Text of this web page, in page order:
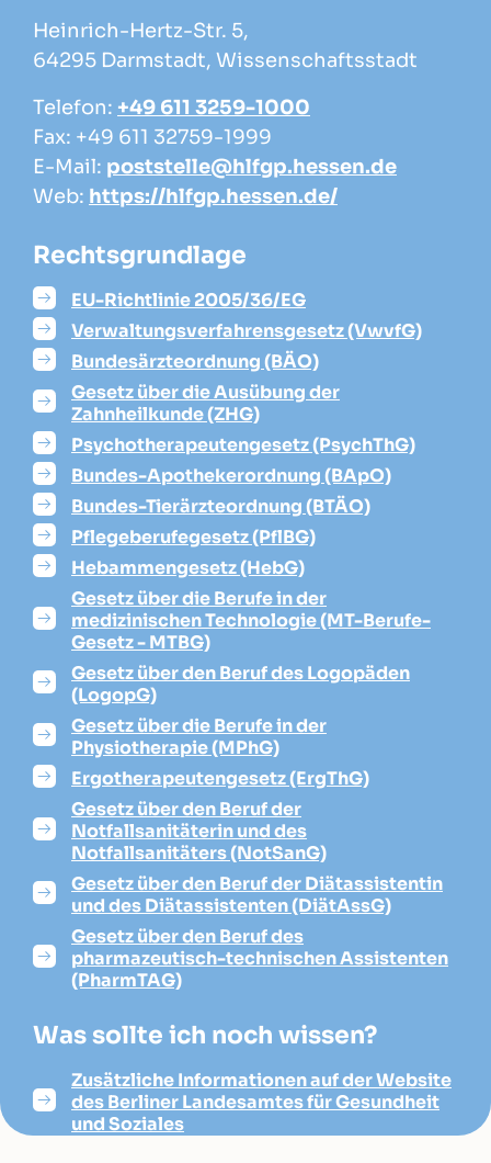
Heinrich-Hertz-Str. 5,
64295 Darmstadt, Wissenschaftsstadt
Telefon: +49 611 3259-1000
Fax: +49 611 32759-1999
E-Mail: poststelle@hlfgp.hessen.de
Web: https://hlfgp.hessen.de/
Rechtsgrundlage
EU-Richtlinie 2005/36/EG
Verwaltungsverfahrensgesetz (VwvfG)
Bundesärzteordnung (BÄO)
Gesetz über die Ausübung der
Zahnheilkunde (ZHG)
Psychotherapeutengesetz (PsychThG)
Bundes-Apothekerordnung (BApO)
Bundes-Tierärzteordnung (BTÄO)
Pflegeberufegesetz (PflBG)
Hebammengesetz (HebG)
Gesetz über die Berufe in der
medizinischen Technologie (MT-Berufe-
Gesetz - MTBG)
Gesetz über den Beruf des Logopäden
(LogopG)
Gesetz über die Berufe in der
Physiotherapie (MPhG)
Ergotherapeutengesetz (ErgThG)
Gesetz über den Beruf der
Notfallsanitäterin und des
Notfallsanitäters (NotSanG)
Gesetz über den Beruf der Diätassistentin
und des Diätassistenten (DiätAssG)
Gesetz über den Beruf des
pharmazeutisch-technischen Assistenten
(PharmTAG)
Was sollte ich noch wissen?
Zusätzliche Informationen auf der Website
des Berliner Landesamtes für Gesundheit
und Soziales